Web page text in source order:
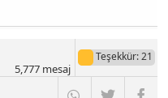
Teşekkür: 21
5,777mesaj